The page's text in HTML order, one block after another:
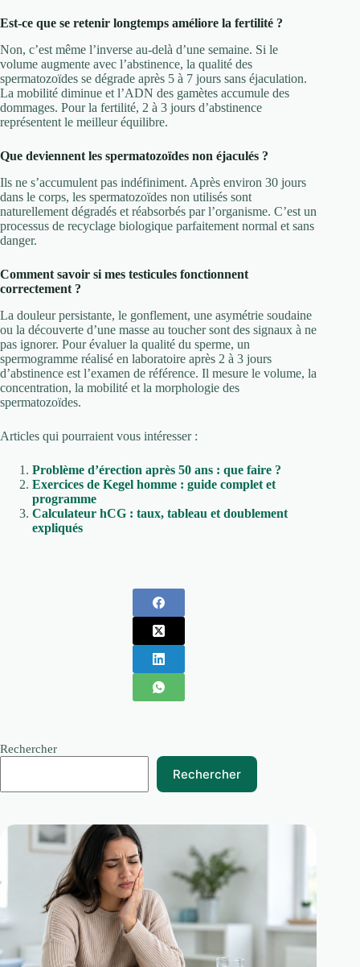
Est-ce que se retenir longtemps améliore la fertilité ?
Non, c’est même l’inverse au-delà d’une semaine. Si le
volume augmente avec l’abstinence, la qualité des
spermatozoïdes se dégrade après 5 à 7 jours sans éjaculation.
La mobilité diminue et l’ADN des gamètes accumule des
dommages. Pour la fertilité, 2 à 3 jours d’abstinence
représentent le meilleur équilibre.
Que deviennent les spermatozoïdes non éjaculés ?
Ils ne s’accumulent pas indéfiniment. Après environ 30 jours
dans le corps, les spermatozoïdes non utilisés sont
naturellement dégradés et réabsorbés par l’organisme. C’est un
processus de recyclage biologique parfaitement normal et sans
danger.
Comment savoir si mes testicules fonctionnent
correctement ?
La douleur persistante, le gonflement, une asymétrie soudaine
ou la découverte d’une masse au toucher sont des signaux à ne
pas ignorer. Pour évaluer la qualité du sperme, un
spermogramme réalisé en laboratoire après 2 à 3 jours
d’abstinence est l’examen de référence. Il mesure le volume, la
concentration, la mobilité et la morphologie des
spermatozoïdes.
Articles qui pourraient vous intéresser :
Problème d’érection après 50 ans : que faire ?
Exercices de Kegel homme : guide complet et
programme
Calculateur hCG : taux, tableau et doublement
expliqués
Rechercher
Rechercher